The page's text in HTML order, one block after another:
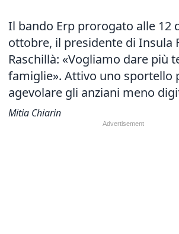
Il bando Erp prorogato alle 12
ottobre, il presidente di Insula
Raschillà: «Vogliamo dare più
famiglie». Attivo uno sportello
agevolare gli anziani meno
Mitia Chiarin